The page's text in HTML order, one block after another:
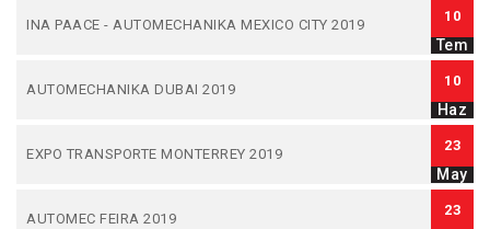
INA PAACE - AUTOMECHANIKA MEXICO CITY 2019
10
Tem
AUTOMECHANIKA DUBAI 2019
10
Haz
EXPO TRANSPORTE MONTERREY 2019
23
May
AUTOMEC FEIRA 2019
23